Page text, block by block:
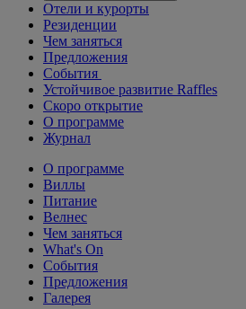
Отели и курорты
Резиденции
Чем заняться
Предложения
События
Устойчивое развитие Raffles
Скоро открытие
О программе
Журнал
О программе
Виллы
Питание
Велнес
Чем заняться
What's On
События
Предложения
Галерея